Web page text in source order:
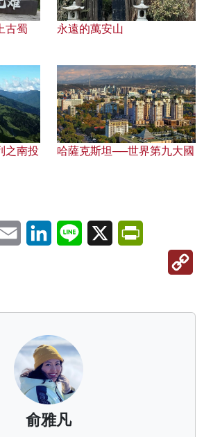
古蜀
永遠的萬安山
之南投
哈薩克斯坦──世界第九大國
Email LinkedInLine X
俞雅凡